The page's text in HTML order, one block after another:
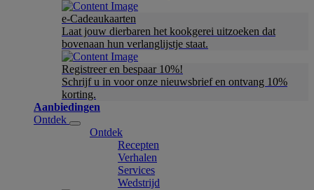
e-Cadeaukaarten
Laat jouw dierbaren het kookgerei uitzoeken dat
bovenaan hun verlanglijstje staat.
Registreer en bespaar 10%!
Schrijf u in voor onze nieuwsbrief en ontvang 10%
korting.
Aanbiedingen
Ontdek
Ontdek
Recepten
Verhalen
Services
Wedstrijd